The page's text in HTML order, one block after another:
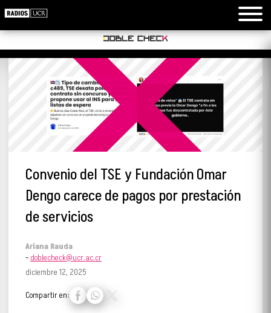
Convenio del TSE y Fundación Omar
Dengo carece de pagos por prestación
de servicios
Ariana Rauda
- doblecheck@ucr.ac.cr
diciembre 12, 2025
Compartir en: